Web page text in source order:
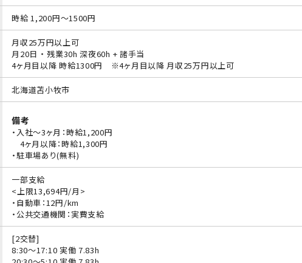
時給 1,200円～1500円
月収25万円以上可
月20日 ・ 残業30h 深夜60h + 諸手当
4ヶ月目以降 時給1300円 ※4ヶ月目以降 月収25万円以上可
北海道苫小牧市
備考
・入社～3ヶ月：時給1,200円
4ヶ月以降：時給1,300円
・駐車場あり(無料)
一部支給
<上限13,694円/月>
・自動車：12円/km
・公共交通機関：実費支給
[2交替]
8:30〜17:10 実働 7.83h